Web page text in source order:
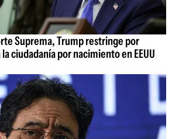
Suprema, Trump restringe por
ciudadanía por nacimiento en EEUU